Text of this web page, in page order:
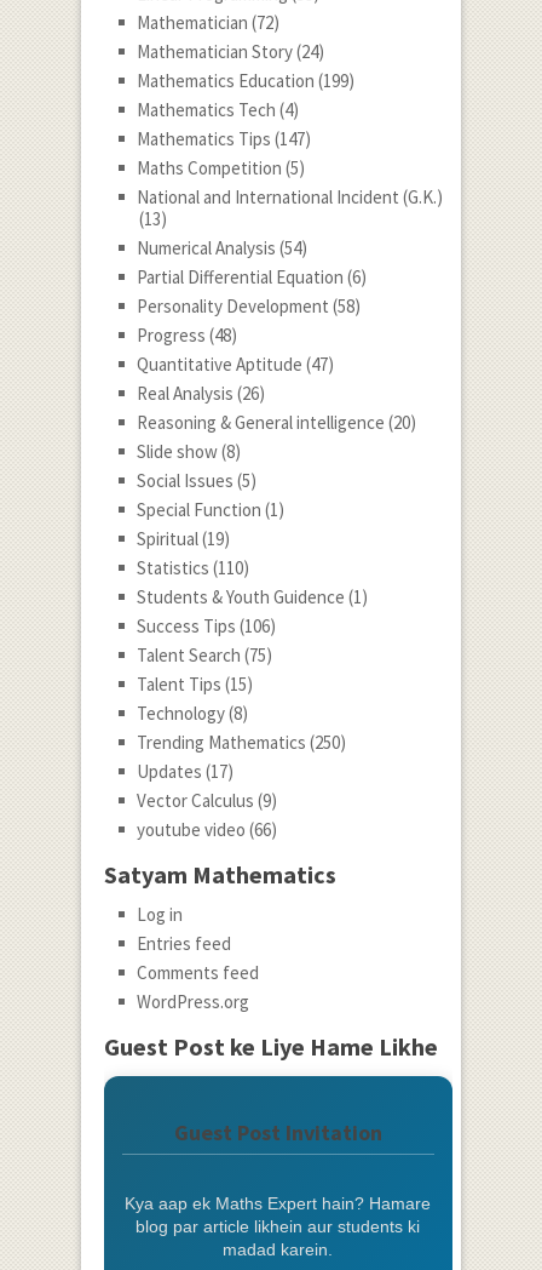
Mathematician (72)
Mathematician Story(24)
Mathematics Education (199)
Mathematics Tech (4)
Mathematics Tips (147)
Maths Competition (5)
National and International Incident (G.K.)
(13)
Numerical Analysis (54)
Partial Differential Equation (6)
Personality Development (58)
Progress (48)
Quantitative Aptitude (47)
Real Analysis (26)
Reasoning & General intelligence (20)
Slide show(8)
Social Issues (5)
Special Function (1)
Spiritual(19)
Statistics (110)
Students & Youth Guidence (1)
Success Tips (106)
Talent Search (75)
Talent Tips (15)
Technology(8)
Trending Mathematics (250)
Updates (17)
Vector Calculus (9)
youtube video (66)
Satyam Mathematics
Log in
Entries feed
Comments feed
WordPress.org
Guest Post ke Liye Hame Likhe
Guest Post Invitation
Kya aap ek Maths Expert hain? Hamare
blog par article likhein aur students ki
madad karein.